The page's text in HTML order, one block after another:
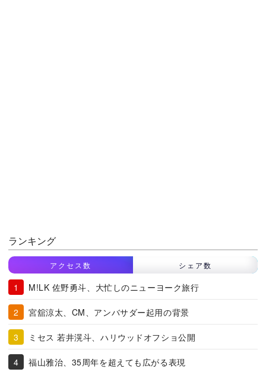
ランキング
アクセス数 シェア数
M!LK 佐野勇斗、大忙しのニューヨーク旅行
宮舘涼太、CM、アンバサダー起用の背景
ミセス 若井滉斗、ハリウッドオフショ公開
福山雅治、35周年を超えても広がる表現